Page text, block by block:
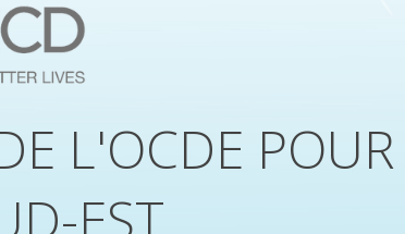
L'OCDE POUR
EST